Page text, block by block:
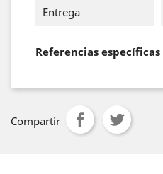
Entrega
Referencias específicas
Compartir